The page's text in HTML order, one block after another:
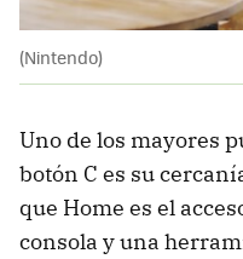
(Nintendo)
Uno de los mayores
botón C es su
que Home es el
consola y una